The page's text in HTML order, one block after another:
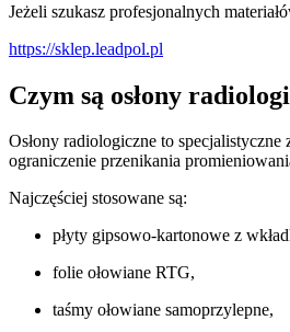
Jeżeli szukasz profesjonalnych
https://sklep.leadpol.pl
Czym są osłony
Osłony radiologiczne to
ograniczenie przenikania
Najczęściej stosowane są:
płyty gipsowo-kartonowe z
folie ołowiane RTG,
taśmy ołowiane samoprzylepne,